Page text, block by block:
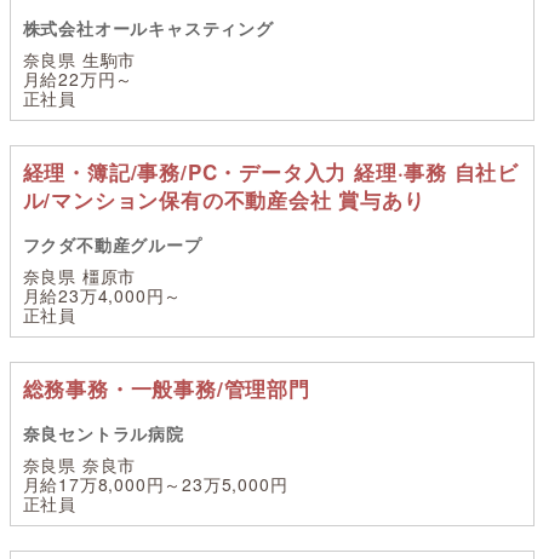
株式会社オールキャスティング
奈良県 生駒市
月給22万円～
正社員
経理・簿記/事務/PC・データ入力 経理·事務 自社ビ
ル/マンション保有の不動産会社 賞与あり
フクダ不動産グループ
奈良県 橿原市
月給23万4,000円～
正社員
総務事務・一般事務/管理部門
奈良セントラル病院
奈良県 奈良市
月給17万8,000円～23万5,000円
正社員